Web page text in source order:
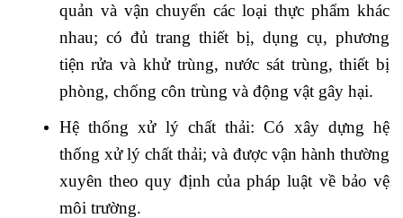
quản và vận chuyển các loại thực phẩm khác
nhau; có đủ trang thiết bị, dụng cụ, phương
tiện rửa và khử trùng, nước sát trùng, thiết bị
phòng, chống côn trùng và động vật gây hại.
Hệ thống xử lý chất thải: Có xây dựng hệ
thống xử lý chất thải; và được vận hành thường
xuyên theo quy định của pháp luật về bảo vệ
môi trường.